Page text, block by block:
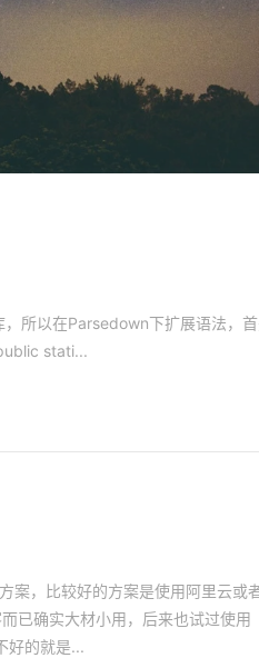
所以在Parsedown下扩展语法，
stati...
案，比较好的方案是使用阿里云或
已确实大材小用，后来也试过使用
好的就是...